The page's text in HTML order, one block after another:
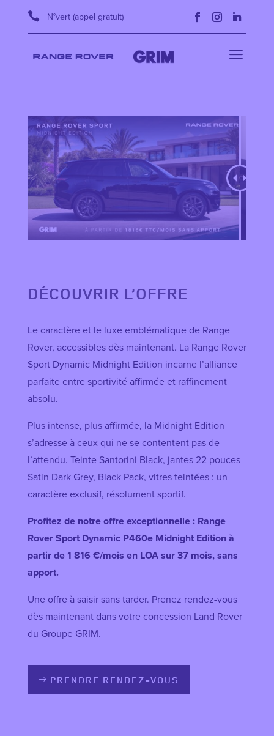
 N°vert (appel gratuit)
a
DÉCOUVRIR L’OFFRE
Le caractère et le luxe emblématique de Range
Rover, accessibles dès maintenant. La Range Rover
Sport Dynamic Midnight Edition incarne l’alliance
parfaite entre sportivité affirmée et raffinement
absolu.
Plus intense, plus affirmée, la Midnight Edition
s’adresse à ceux qui ne se contentent pas de
l’attendu. Teinte Santorini Black, jantes 22 pouces
Satin Dark Grey, Black Pack, vitres teintées : un
caractère exclusif, résolument sportif.
Profitez de notre offre exceptionnelle : Range
Rover Sport Dynamic P460e Midnight Edition à
partir de 1 816 €/mois en LOA sur 37 mois, sans
apport.
Une offre à saisir sans tarder. Prenez rendez-vous
dès maintenant dans votre concession Land Rover
du Groupe GRIM.
PRENDRE RENDEZ-VOUS